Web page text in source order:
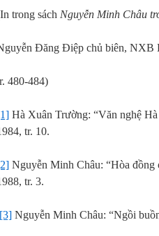
trong sách Nguyễn Minh Châu
Đăng Điệp chủ biên, NXB
480-484)
Hà Xuân Trường: “Văn nghệ
tr. 10.
Nguyễn Minh Châu: “Hòa đồng
tr. 3.
[3] Nguyễn Minh Châu: “Ngồi